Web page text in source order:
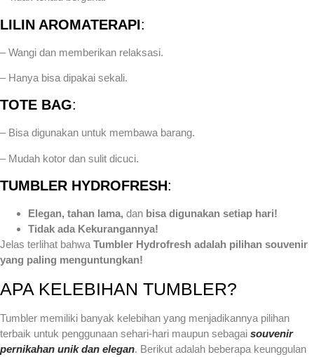
LILIN AROMATERAPI:
– Wangi dan memberikan relaksasi.
– Hanya bisa dipakai sekali.
TOTE BAG:
– Bisa digunakan untuk membawa barang.
– Mudah kotor dan sulit dicuci.
TUMBLER HYDROFRESH:
Elegan, tahan lama, dan bisa digunakan setiap hari!
Tidak ada Kekurangannya!
Jelas terlihat bahwa Tumbler Hydrofresh adalah pilihan souvenir
yang paling menguntungkan!
APA KELEBIHAN TUMBLER?
Tumbler memiliki banyak kelebihan yang menjadikannya pilihan
terbaik untuk penggunaan sehari-hari maupun sebagai souvenir
pernikahan unik dan elegan. Berikut adalah beberapa keunggulan